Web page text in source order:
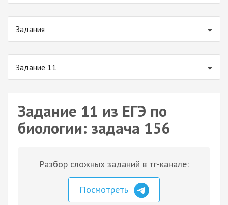
Задания
Задание 11
Задание 11 из ЕГЭ по
биологии: задача 156
Разбор сложных заданий в тг-канале:
Посмотреть